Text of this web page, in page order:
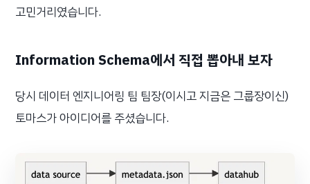
고민거리였습니다.
Information Schema에서 직접 뽑아내 보자
당시 데이터 엔지니어링 팀 팀장(이시고 지금은 그룹장이신)
토마스가 아이디어를 주셨습니다.